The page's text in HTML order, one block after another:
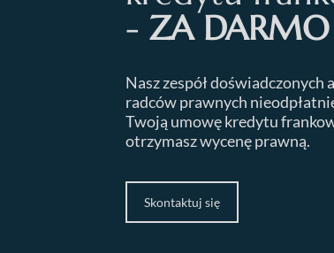
- ZA DARMO
Nasz zespół doświadczonych
radców prawnych
Twoją umowę kredytu
otrzymasz wycenę prawną.
Skontaktuj się